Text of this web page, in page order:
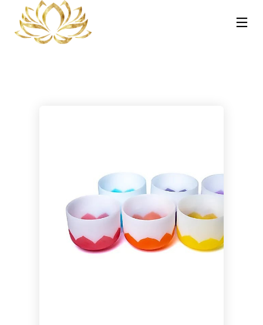
2025
REIKI A
CATANIA:
COS’È, COME
FUNZIONA E
PERCHÉ PUÒ
30
OTTOBRE
2023
CORSO MASSAGGIO
SONORO
VIBRAZIONALE CON
LE CAMPANE
TIBETANE A
30
OTTOBRE
2023
CORSO TRATTAMENTI
AYURVEDA – HOT
STONE E
PINDASWEDA A
CATANIA 12
30 21